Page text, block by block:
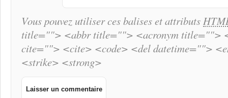
Vous pouvez utiliser ces balises et attributs
title=""> <abbr title=""> <acronym title="">
cite=""> <cite> <code> <del datetime="">
<strike> <strong>